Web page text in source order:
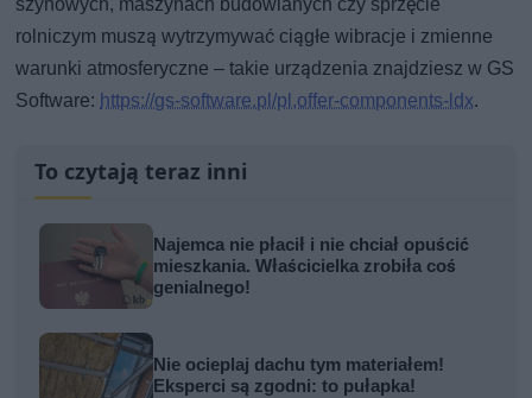
rolniczym muszą wytrzymywać ciągłe wibracje i zmienne
warunki atmosferyczne – takie urządzenia znajdziesz w GS
Software: https://gs-software.pl/pl,offer-components-ldx.
To czytają teraz inni
Najemca nie płacił i nie chciał opuścić
mieszkania. Właścicielka zrobiła coś
genialnego!
Nie ocieplaj dachu tym materiałem!
Eksperci są zgodni: to pułapka!